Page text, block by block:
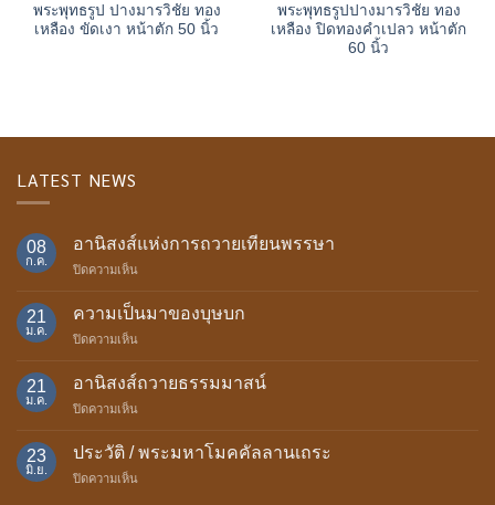
พระพุทธรูป ปางมารวิชัย ทอง
เหลือง ขัดเงา หน้าตัก 50 นิ้ว
พระพุทธรูปปางมารวิชัย ทอง
เหลือง ปิดทองคำเปลว หน้าตัก
60 นิ้ว
LATEST NEWS
08
ก.ค.
อานิสงส์แห่งการถวายเทียนพรรษา
ปิดความเห็น
ถวาย
พรรษา
21
ม.ค.
ความเป็นมาของบุษบก
ปิดความเห็น
ของ
21
ม.ค.
อานิสงส์ถวายธรรมมาสน์
ปิดความเห็น
ถวาย
มา
23
มิ.ย.
ประวัติ / พระมหาโมคคัลลานเถระ
ปิดความเห็น